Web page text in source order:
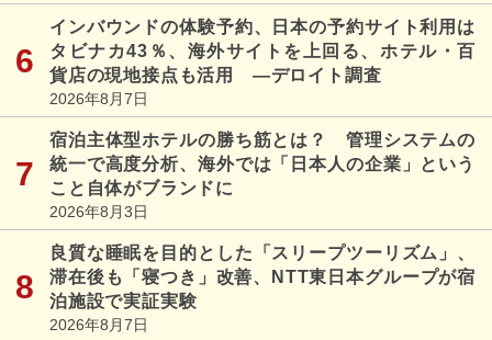
インバウンドの体験予約、日本の予約サイト利用は
タビナカ43％、海外サイトを上回る、ホテル・百
貨店の現地接点も活用 ―デロイト調査
2026年8月7日
宿泊主体型ホテルの勝ち筋とは？ 管理システムの
統一で高度分析、海外では「日本人の企業」という
こと自体がブランドに
2026年8月3日
良質な睡眠を目的とした「スリープツーリズム」、
滞在後も「寝つき」改善、NTT東日本グループが宿
泊施設で実証実験
2026年8月7日